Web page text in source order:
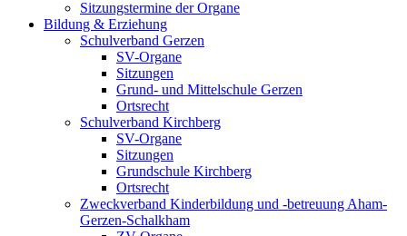
Sitzungstermine der Organe
Bildung & Erziehung
Schulverband Gerzen
SV-Organe
Sitzungen
Grund- und Mittelschule Gerzen
Ortsrecht
Schulverband Kirchberg
SV-Organe
Sitzungen
Grundschule Kirchberg
Ortsrecht
Zweckverband Kinderbildung und -betreuung Aham-
Gerzen-Schalkham